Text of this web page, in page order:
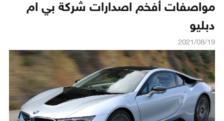
مواصفات أفخم اصدارات شركة بي ام
دبليو
2021/08/19